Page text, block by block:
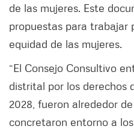
de las mujeres. Este
propuestas para trabajar
equidad de las mujeres.
“El Consejo Consultivo
distrital por los derechos
2028, fueron alrededor
concretaron entorno a